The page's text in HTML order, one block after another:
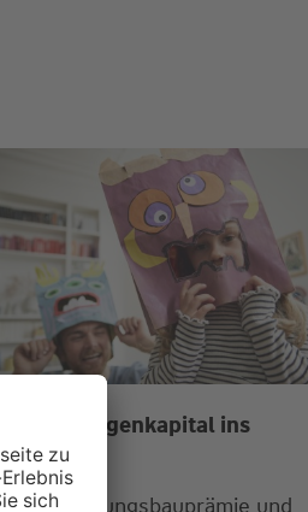
Mit mehr Eigenkapital ins